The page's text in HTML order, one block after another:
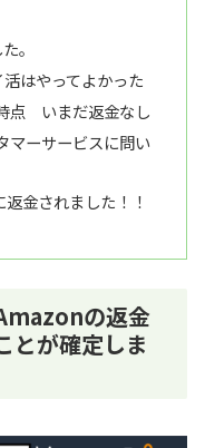
。
はやってよかった
点 いまだ返金なし
ーサービスに問い
金されました！！
の返金
とが確定しま